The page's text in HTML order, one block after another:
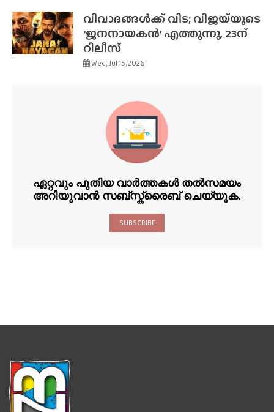
വിവാദങ്ങൾക്ക് വിട; വിജയ്‌യുടെ
‘ജനനായകൻ’ എത്തുന്നു, 23ന്
റിലീസ്
Wed, Jul 15, 2026
ഏറ്റവും പുതിയ വാർത്തകൾ തൽസമയം
അറിയുവാൻ സബ്സ്ക്രൈബ് ചെയ്യുക.
SUBSCRIBE